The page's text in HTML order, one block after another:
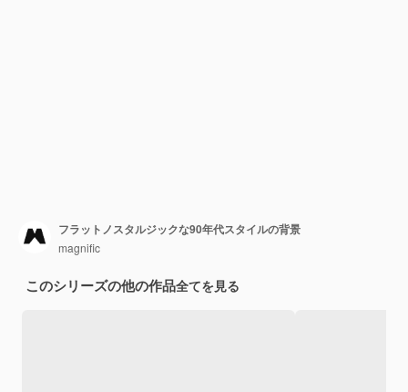
フラットノスタルジックな90年代スタイルの背景
magnific
このシリーズの他の作品全てを見る